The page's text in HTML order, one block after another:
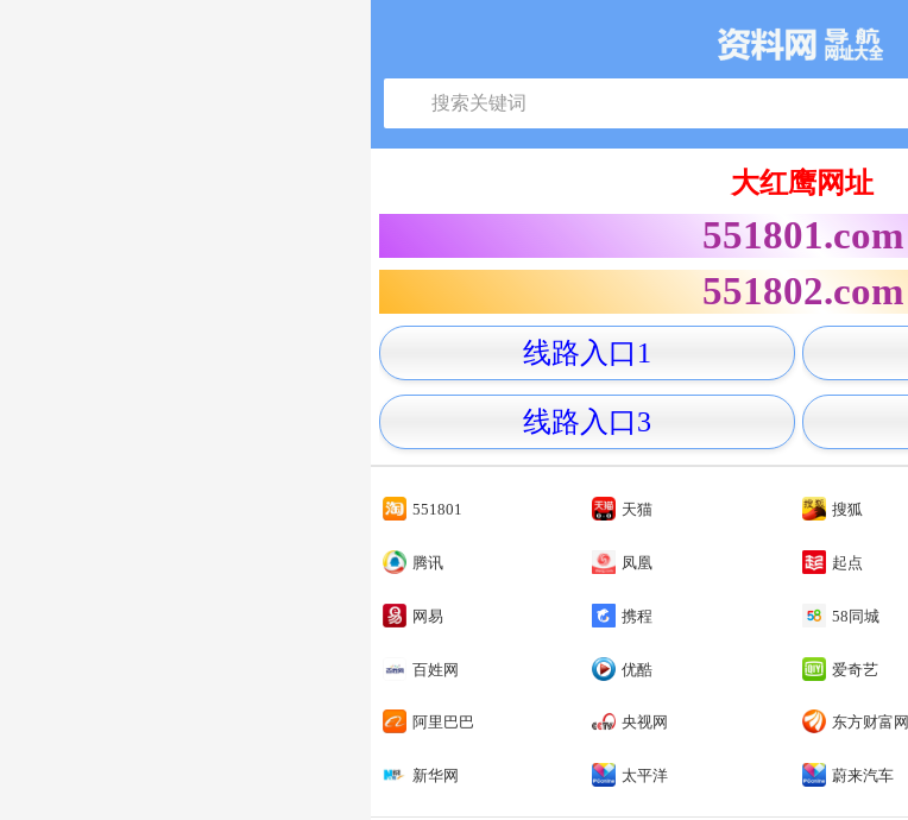
大红鹰网址
551801.com
551802.com
线路入口1
线路入口3
551801 天猫 搜狐
腾讯 凤凰 起点
网易 携程 58同城
百姓网 优酷 爱奇艺
阿里巴巴 央视网 东方财富网
新华网 太平洋 蔚来汽车